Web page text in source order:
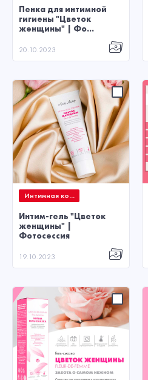
Пенка для интимной
гигиены "Цветок
женщины" | Фо...
20.10.2023
Интимная ко...
Интим-гель "Цветок
женщины" |
Фотосессия
19.10.2023